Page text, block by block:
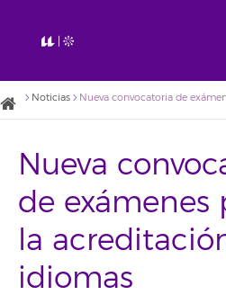
Noticias
Nueva
de exámenes
la
idiomas